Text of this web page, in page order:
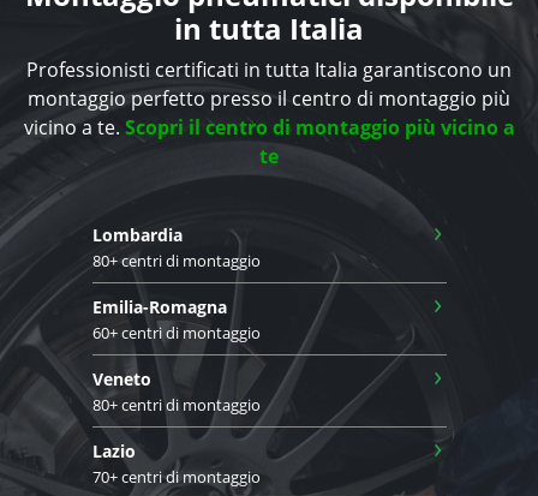
in tutta Italia
Professionisti certificati in tutta Italia garantiscono un
montaggio perfetto presso il centro di montaggio più
vicino a te. Scopri il centro di montaggio più vicino a
te
Lombardia
80+ centri di montaggio
›
Emilia-Romagna
60+ centri di montaggio
›
Veneto
80+ centri di montaggio
›
Lazio
70+ centri di montaggio
›